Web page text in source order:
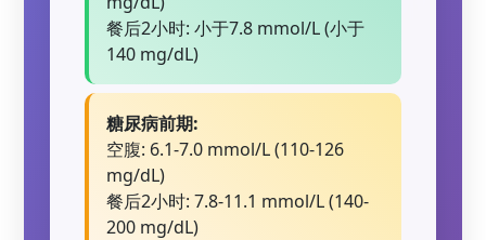
餐后2小时: 小于7.8 mmol/L (小于
140 mg/dL)
糖尿病前期:
空腹: 6.1-7.0 mmol/L (110-126
mg/dL)
餐后2小时: 7.8-11.1 mmol/L (140-
200 mg/dL)